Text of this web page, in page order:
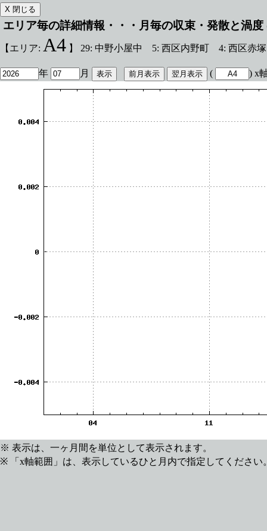
エリア毎の詳細情報・・・月毎の収束・発散と渦
【エリア: A4 】 29: 中野小屋中 5: 西区内野町 4: 西区赤
年 月 ( ) x
※ 表示は、一ヶ月間を単位として表示されます。
※ 「x軸範囲」は、表示しているひと月内で指定してください